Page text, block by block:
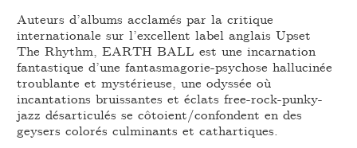
Auteurs d’albums acclamés par la critique
internationale sur l’excellent label anglais Upset
The Rhythm, EARTH BALL est une incarnation
fantastique d’une fantasmagorie-psychose hallucinée
troublante et mystérieuse, une odyssée où
incantations bruissantes et éclats free-rock-punky-
jazz désarticulés se côtoient/confondent en des
geysers colorés culminants et cathartiques.